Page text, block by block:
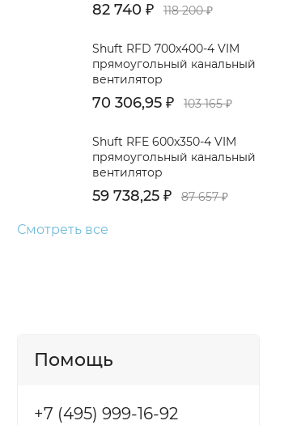
82 740 ₽ 118 200₽
Shuft RFD 700x400-4 VIM
прямоугольный канальный
вентилятор
70 306,95 ₽ 103 165₽
Shuft RFE 600x350-4 VIM
прямоугольный канальный
вентилятор
59 738,25 ₽ 87 657₽
Смотреть все
Помощь
+7 (495) 999-16-92